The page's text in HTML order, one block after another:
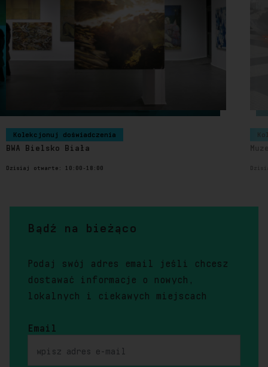
Kolekcjonuj doświadczenia
BWA Bielsko Biała
Dzisiaj otwarte: 10:00-18:00
Bądź na bieżąco
Podaj swój adres email jeśli chcesz
dostawać informacje o nowych,
lokalnych i ciekawych miejscach
Email